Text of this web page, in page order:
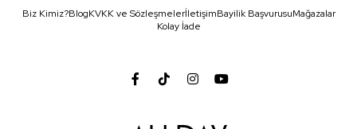
Biz Kimiz?BlogKVKK ve SözleşmelerİletişimBayilik BaşvurusuMağazalar
Kolay İade